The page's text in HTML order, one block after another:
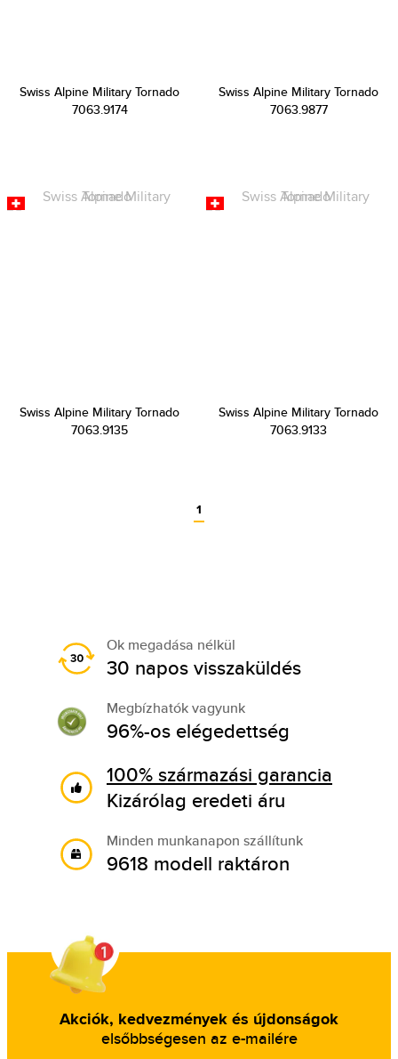
Swiss Alpine Military Tornado
7063.9174
Swiss Alpine Military Tornado
7063.9877
Swiss Alpine Military Tornado
7063.9135
Swiss Alpine Military Tornado
7063.9133
1
Ok megadása nélkül
30 napos visszaküldés
Megbízhatók vagyunk
96%-os elégedettség
100% származási garancia
Kizárólag eredeti áru
Minden munkanapon szállítunk
9618 modell raktáron
Akciók, kedvezmények és újdonságok
elsőbbségesen az e-mailére